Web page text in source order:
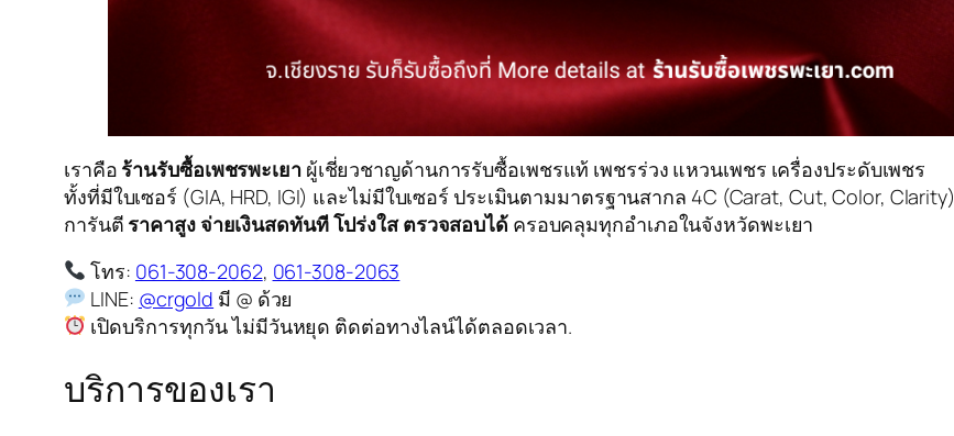
เราคือ ร้านรับซื้อเพชรพะเยาผู้เชี่ยวชาญด้านการรับซื้อเพชรแท้ เพชรร่วง แหวนเพชร เครื่องประดับเพชร
ทั้งที่มีใบเซอร์ (GIA, HRD, IGI) และไม่มีใบเซอร์ ประเมินตามมาตรฐานสากล 4C (Carat, Cut, Color, Clarity)
การันตี ราคาสูง จ่ายเงินสดทันที โปร่งใส ตรวจสอบได้ครอบคลุมทุกอำเภอในจังหวัดพะเยา
โทร: 061-308-2062, 061-308-2063
LINE: @crgold มี @ ด้วย
เปิดบริการทุกวัน ไม่มีวันหยุด ติดต่อทางไลน์ได้ตลอดเวลา.
บริการของเรา